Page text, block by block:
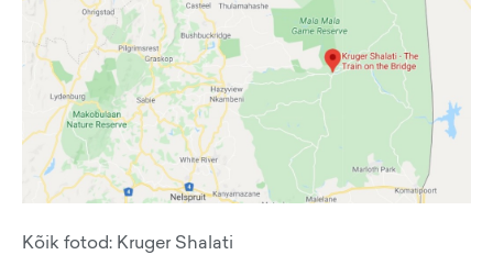
Kõik fotod: Kruger Shalati